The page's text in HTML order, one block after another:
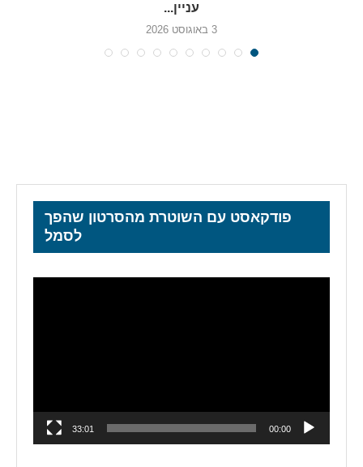
עניין...
3 באוגוסט 2026
פודקאסט עם השוטרת מהסרטון שהפך
לסמל
00:00
33:01